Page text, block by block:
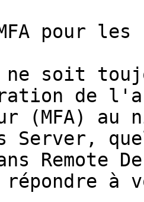
pour
soit
de
(MFA)
Server,
Remote
à